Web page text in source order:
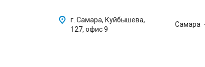
Самара
г. Самара, Куйбышева,
127, офис 9